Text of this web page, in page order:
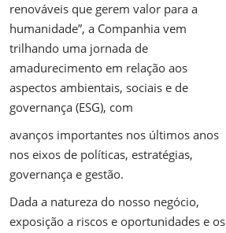
renováveis que gerem valor para a
humanidade”, a Companhia vem
trilhando uma jornada de
amadurecimento em relação aos
aspectos ambientais, sociais e de
governança (ESG), com
avanços importantes nos últimos anos
nos eixos de políticas, estratégias,
governança e gestão.
Dada a natureza do nosso negócio,
exposição a riscos e oportunidades e os